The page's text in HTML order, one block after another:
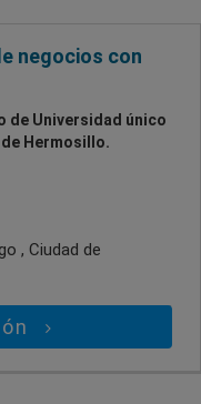
negocios con
de Universidad único
Hermosillo.
, Ciudad de